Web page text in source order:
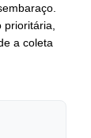
a coleta